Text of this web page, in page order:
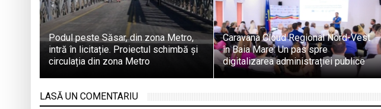
Podul peste Săsar, din zona Metro,
intră în licitație. Proiectul schimbă și
circulația din zona Metro
Caravana Cloud Regional Nord-Vest
în Baia Mare: Un pas spre
digitalizarea administrației publice
LASĂ UN COMENTARIU